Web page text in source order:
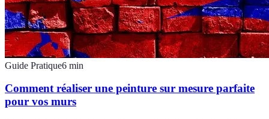
Guide Pratique6 min
Comment réaliser une peinture sur mesure parfaite
pour vos murs